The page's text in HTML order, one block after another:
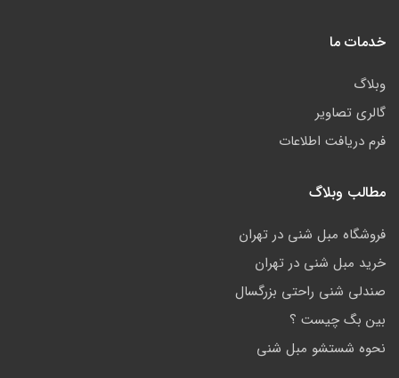
خدمات ما
وبلاگ
گالری تصاویر
فرم دریافت اطلاعات
مطالب وبلاگ
فروشگاه مبل شنی در تهران
خرید مبل شنی در تهران
صندلی شنی راحتی بزرگسال
بین بگ چیست ؟
نحوه شستشو مبل شنی